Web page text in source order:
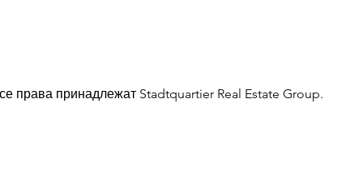
права принадлежат Stadtquartier Real Estate Group.